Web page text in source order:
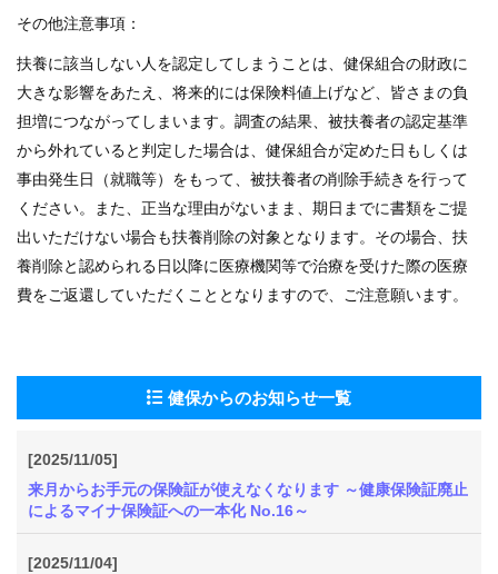
その他注意事項：
扶養に該当しない人を認定してしまうことは、健保組合の財政に
大きな影響をあたえ、将来的には保険料値上げなど、皆さまの負
担増につながってしまいます。調査の結果、被扶養者の認定基準
から外れていると判定した場合は、健保組合が定めた日もしくは
事由発生日（就職等）をもって、被扶養者の削除手続きを行って
ください。また、正当な理由がないまま、期日までに書類をご提
出いただけない場合も扶養削除の対象となります。その場合、扶
養削除と認められる日以降に医療機関等で治療を受けた際の医療
費をご返還していただくこととなりますので、ご注意願います。
健保からのお知らせ一覧
[2025/11/05]
来月からお手元の保険証が使えなくなります ～健康保険証廃止
によるマイナ保険証への一本化 No.16～
[2025/11/04]